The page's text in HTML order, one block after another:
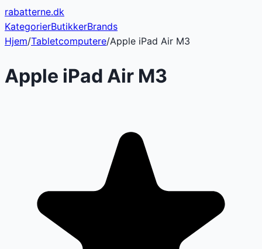
rabatterne.dk
KategorierButikkerBrands
Hjem/Tabletcomputere/Apple iPad Air M3
Apple iPad Air M3